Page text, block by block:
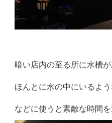
暗い店内の至る所に水槽
ほんとに水の中にいるよ
などに使うと素敵な時間